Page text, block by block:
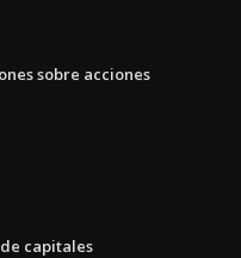
sobre acciones
capitales